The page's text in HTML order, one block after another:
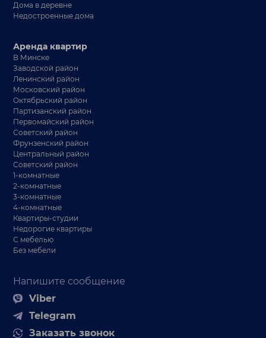
Дома в деревне
Недостроенные дома
Напишите сообщение
Viber
Telegram
Заказать звонок
Аренда квартир
В Минске
Заводской район
Ленинский район
Московский район
Октябрьский район
Партизанский район
Первомайский район
Советский район
Фрунзенский район
Центральный район
Советский район
1-комнатные
2-комнатные
3-комнатные
4-комнатные
Квартиры-студии
Недорогие квартиры
С мебелью
Без мебели